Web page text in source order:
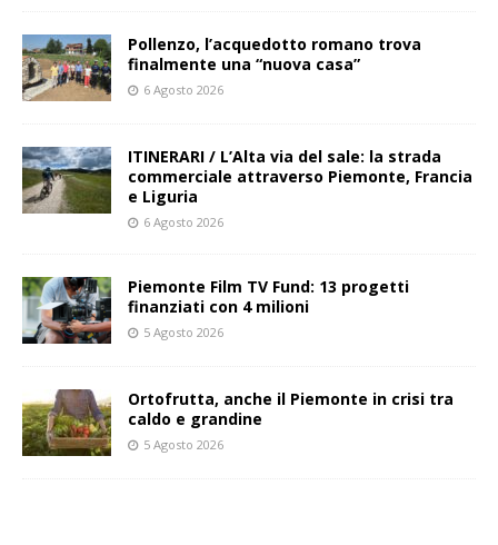
Pollenzo, l’acquedotto romano trova
finalmente una “nuova casa”
6 Agosto 2026
ITINERARI / L’Alta via del sale: la strada
commerciale attraverso Piemonte, Francia
e Liguria
6 Agosto 2026
Piemonte Film TV Fund: 13 progetti
finanziati con 4 milioni
5 Agosto 2026
Ortofrutta, anche il Piemonte in crisi tra
caldo e grandine
5 Agosto 2026